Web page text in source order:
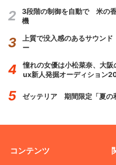
3段階の制御を自動で 米の
機
上質で没入感のあるサウン
ー
憧れの女優は小松菜奈、大
ux新人発掘オーディション
ゼッテリア 期間限定「夏の
コンテンツ